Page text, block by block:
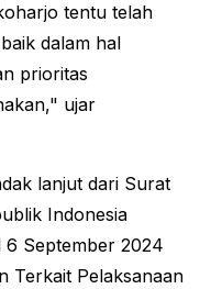
tentu telah
dalam hal
prioritas
ujar
lanjut dari Surat
Indonesia
September 2024
Terkait Pelaksanaan